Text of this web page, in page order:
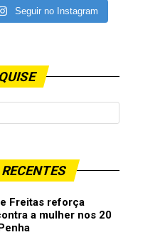
Seguir no Instagram
Freitas reforça
a mulher nos 20